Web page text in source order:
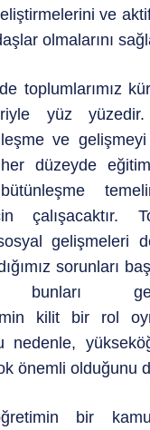
ve
olmalarını
toplumlarımız
yüz yüzedir.
ve
düzeyde
çalışacaktır.
gelişmeleri
sorunları
bunları
kilit bir rol
nedenle,
önemli olduğunu
bir